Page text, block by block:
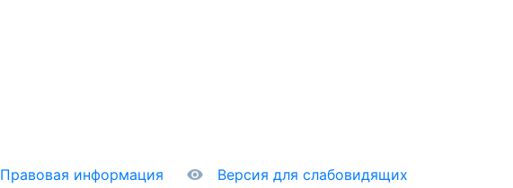
Правовая информация Версия для слабовидящих